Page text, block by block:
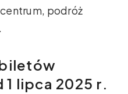
podróż
lipca 2025 r.